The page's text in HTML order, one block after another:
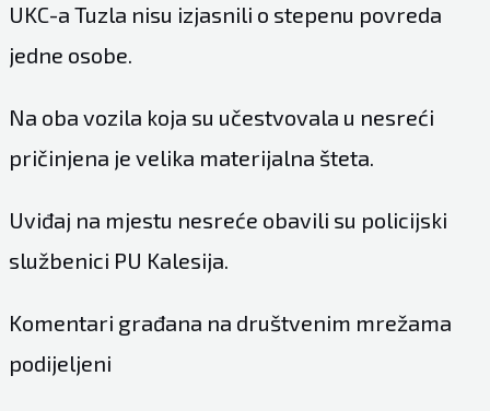
UKC-a Tuzla nisu izjasnili o stepenu povreda
jedne osobe.
Na oba vozila koja su učestvovala u nesreći
pričinjena je velika materijalna šteta.
Uviđaj na mjestu nesreće obavili su policijski
službenici PU Kalesija.
Komentari građana na društvenim mrežama
podijeljeni